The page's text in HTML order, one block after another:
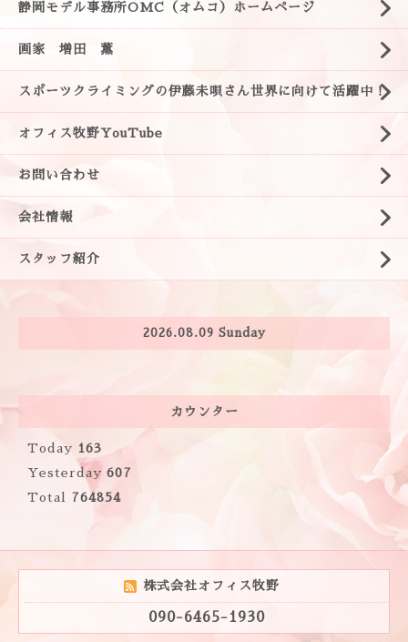
静岡モデル事務所OMC（オムコ）ホームページ
画家 増田 薫
スポーツクライミングの伊藤未唄さん世界に向けて活躍中！
オフィス牧野YouTube
お問い合わせ
会社情報
スタッフ紹介
2026.08.09 Sunday
カウンター
Today 163
Yesterday 607
Total 764854
株式会社オフィス牧野
090-6465-1930